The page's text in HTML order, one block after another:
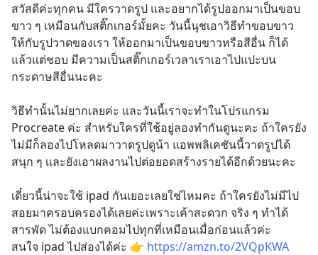
สวัสดีค่ะทุกคน มีใครวาดรูป และอยากได้รูปออกมาเป็นขอบ
ขาว ๆ เหมือนกับสติ๊กเกอร์มั้ยคะ วันนี้นุชเอาวิธีทําขอบขาว
ให้กับรูปวาดของเรา ให้ออกมาเป็นขอบขาวหรือสีอื่น ก็ได้
แล้วแต่ชอบ มีความเป็นสติ๊กเกอร์เวลาเราเอาไปแปะบน
กระดาษสีอื่นนะคะ
วิธีทำนั้นไม่ยากเลยค่ะ และวันนี้เราจะทำในโปรแกรม
Procreate ค่ะ สำหรับใครที่ใช้อยู่ลองทำกันดูนะคะ ถ้าใครยัง
ไม่มีก็ลองไปโหลดมาวาดรูปดูน้า แอพพลิเคชันนี้วาดรูปได้
สนุก ๆ เเละยังเอาผลงานไปต่อยอดสร้างรายได้อีกด้วยนะคะ
เดี๋ยวนี้น่าจะใช้ ipad กันเยอะเลยใช่ไหมคะ ถ้าใครยังไม่มีไป
สอยมาครอบครองได้เลยค่ะเพราะเค้าสะดวก จริง ๆ ทําได้
สารพัด ไม่ต้องแบกคอมไปทุกที่เหมือนเมื่อก่อนแล้วค่ะ
สนใจ ipad ไปส่องได้ค่ะ 👉 https://amzn.to/2VQpKWA